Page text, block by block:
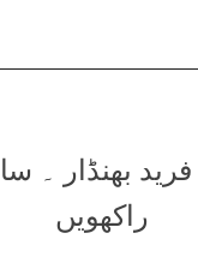
۔ فرید بھنڈار
راکھویں